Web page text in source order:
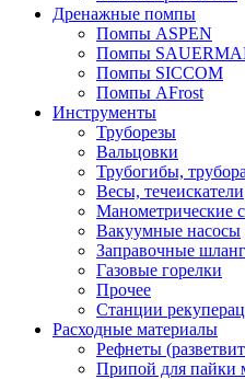
Дренажные помпы
Помпы ASPEN
Помпы
Помпы SICCOM
Помпы AFrost
Инструменты
Труборезы
Вальцовки
Трубогибы,
Весы, течеискатели
Манометрические
Вакуумные насосы
Заправочные
Газовые горелки
Прочее
Станции
Расходные материалы
Рефнеты
Припой для пайки